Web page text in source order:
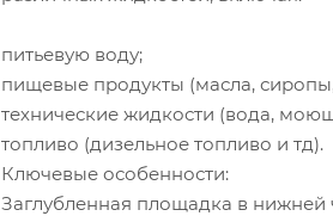
питьевую воду;
пищевые продукты (масла,
технические жидкости (вода,
топливо (дизельное топливо и тд).
Ключевые особенности:
Заглубленная площадка в нижней